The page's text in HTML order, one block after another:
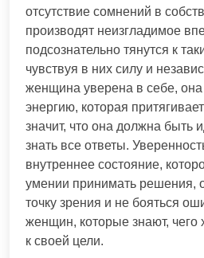
отсутствие сомнений в
производят неизгладимое
подсознательно тянутся к
чувствуя в них силу и
женщина уверена в себе, она
энергию, которая
значит, что она должна быть
знать все ответы.
внутреннее состояние,
умении принимать решения,
точку зрения и не бояться
женщин, которые знают, чего
к своей цели.